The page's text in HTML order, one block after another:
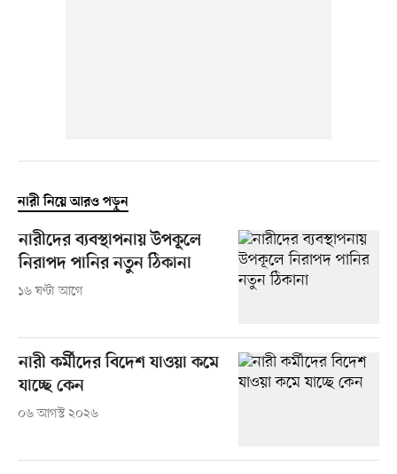
নারী নিয়ে আরও পড়ুন
নারীদের ব্যবস্থাপনায় উপকূলে
নিরাপদ পানির নতুন ঠিকানা
১৬ ঘণ্টা আগে
নারী কর্মীদের বিদেশ যাওয়া কমে
যাচ্ছে কেন
০৬ আগস্ট ২০২৬